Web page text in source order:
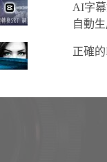
AI字
自動
正確